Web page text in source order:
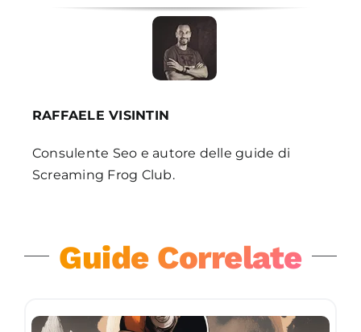
RAFFAELE VISINTIN
Consulente Seo e autore delle guide di
Screaming Frog Club.
Guide Correlate